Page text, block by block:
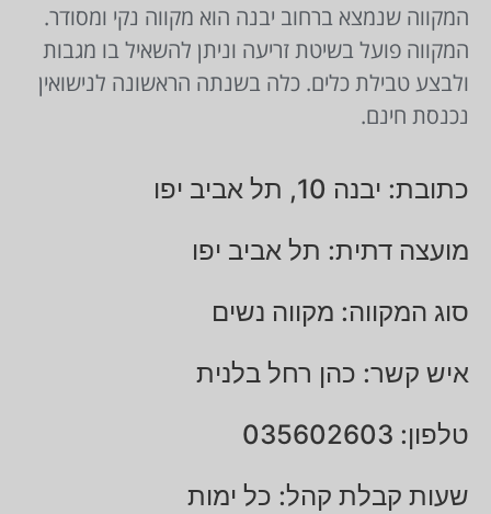
המקווה שנמצא ברחוב יבנה הוא מקווה נקי ומסודר.
המקווה פועל בשיטת זריעה וניתן להשאיל בו מגבות
ולבצע טבילת כלים. כלה בשנתה הראשונה לנישואין
נכנסת חינם.
כתובת: יבנה 10, תל אביב יפו
מועצה דתית: תל אביב יפו
סוג המקווה: מקווה נשים
איש קשר: כהן רחל בלנית
טלפון: 035602603
שעות קבלת קהל: כל ימות